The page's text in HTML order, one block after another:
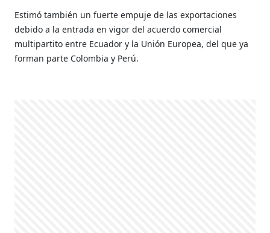
Estimó también un fuerte empuje de las exportaciones
debido a la entrada en vigor del acuerdo comercial
multipartito entre Ecuador y la Unión Europea, del que ya
forman parte Colombia y Perú.